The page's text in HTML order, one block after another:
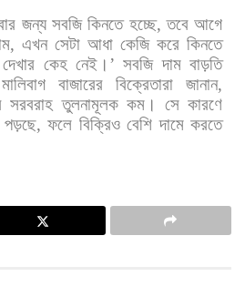
জন্য সবজি কিনতে হচ্ছে,তবে আগে
, এখন সেটা আধা কেজি করে কিনতে
দেখার কেহ নেই। ’সবজি দাম বাড়তি
মালিবাগ বাজারের বিক্রেতারা জানান,
সরবরাহ তুলনামূলক কম। সে কারণে
পড়ছে,ফলে বিক্রিও বেশি দামে করতে